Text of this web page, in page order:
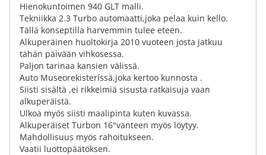
Hienokuntoimen 940 GLT malli.
Tekniikka 2.3 Turbo automaatti,joka pelaa kuin kello.
Tällä konseptilla harvemmin tulee eteen.
Alkuperäinen huoltokirja 2010 vuoteen josta jatkuu
tähän päivään vihkosessa.
Paljon tarinaa kansien välissä.
Auto Museorekisterissä,joka kertoo kunnosta .
Siisti sisältä ,ei rikkeimiä sisusta ratkaisuja vaan
alkuperäistä.
Ulkoa myös siisti maalipinta kuten kuvassa.
Alkuperäiset Turbon 16"vanteen myös löytyy.
Mahdollisuus myös rahoitukseen.
Vaatii luottopäätöksen.